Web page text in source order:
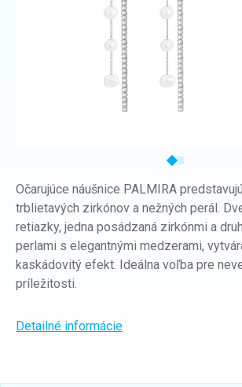
Očarujúce náušnice PALMIRA
trblietavých zirkónov a nežných perál.
retiazky, jedna posádzaná zirkónmi a
perlami s elegantnými medzerami,
kaskádovitý efekt. Ideálna voľba pre
príležitosti.
Detailné informácie